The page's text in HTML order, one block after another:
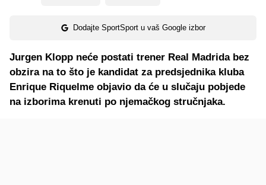
Dodajte SportSport u vaš Google izbor
Jurgen Klopp neće postati trener Real Madrida bez
obzira na to što je kandidat za predsjednika kluba
Enrique Riquelme objavio da će u slučaju pobjede
na izborima krenuti po njemačkog stručnjaka.